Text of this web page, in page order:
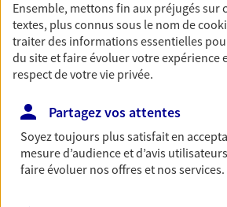
Découvrir les offres Épargne
Retraite
votre vie avec les conseils d'un
notre solution PER (Plan Epargne
spécialement conçue pour la
Découvrir l'offre Retraite
Ensemble, mettons fin aux préjugés sur
textes, plus connus sous le nom de
traiter des informations essentielles
du site et faire évoluer votre expérience
respect de votre vie privée.
Partagez vos attentes
Soyez toujours plus satisfait en
mesure d’audience et d’avis
faire évoluer nos offres et nos services.